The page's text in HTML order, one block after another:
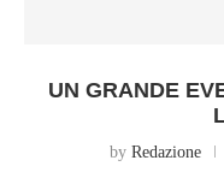
UN GRANDE
by Redazione